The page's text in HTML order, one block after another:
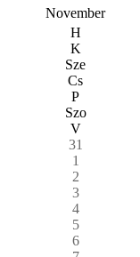
November
H
K
Sze
Cs
P
Szo
V
31
1
2
3
4
5
6